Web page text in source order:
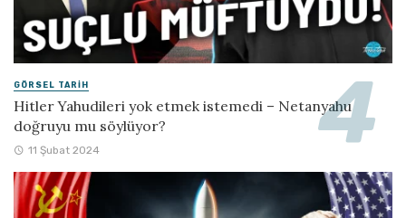
GÖRSEL TARIH
Hitler Yahudileri yok etmek istemedi – Netanyahu
doğruyu mu söylüyor?
11 Şubat 2024